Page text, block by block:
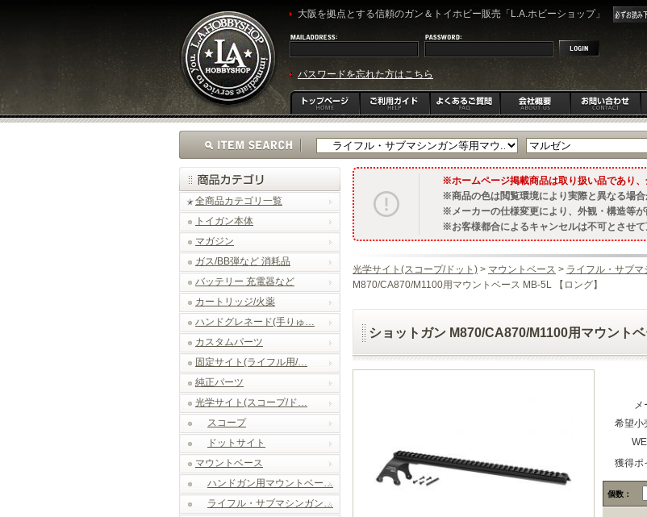
大阪を拠点とする信頼のガン＆トイホビー販売「L.A.ホビーショップ」
パスワードを忘れた方はこちら
全商品カテゴリ一覧
トイガン本体
マガジン
ガス/BB弾など 消耗品
バッテリー 充電器など
カートリッジ/火薬
ハンドグレネード(手りゅ…
カスタムパーツ
固定サイト(ライフル用/…
純正パーツ
光学サイト(スコープ/ド…
スコープ
ドットサイト
マウントベース
ハンドガン用マウントベー…
ライフル・サブマシンガン…
ホームページ掲載商品は取り扱い品であり、
商品の色は閲覧環境により実際と異なる場合
メーカーの仕様変更により、外観・構造等
お客様都合によるキャンセルは不可とさせ
光学サイト(スコープ/ドット) > マウントベース > ライフル・サブ
M870/CA870/M1100用マウントベース MB-5L 【ロング】
ショットガン M870/CA870/M1100用マウントベ
メ
希望小
獲得ポ
個数：